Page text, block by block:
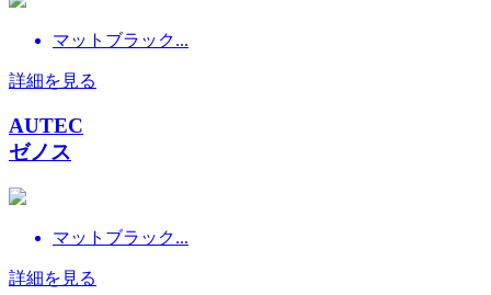
マットブラック...
詳細を見る
AUTEC
ゼノス
マットブラック...
詳細を見る